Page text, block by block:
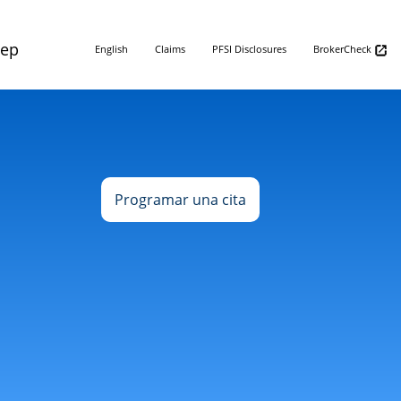
English Claims PFSI Disclosures BrokerCheck
Programar una cita